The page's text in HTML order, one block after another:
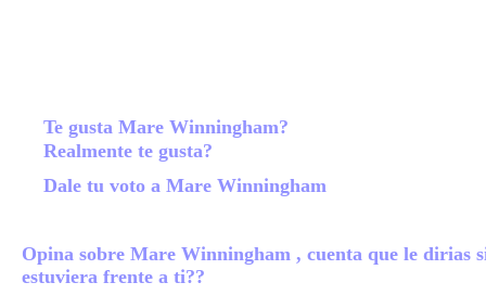
Te gusta Mare Winningham?
Realmente te gusta?
Dale tu voto a Mare Winningham
Opina sobre Mare Winningham , cuenta que le dirias
estuviera frente a ti??